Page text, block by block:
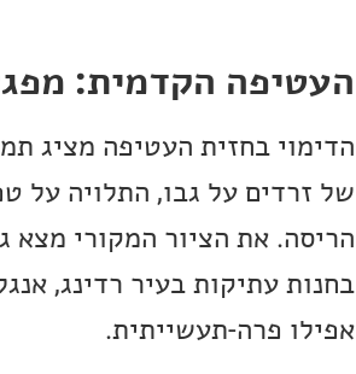
העטיפה הקדמית:
הדימוי בחזית העטיפה מציג
של זרדים על גבו, התלויה על
הריסה. את הציור המקורי מצא
בחנות עתיקות בעיר רדינג,
אפילו פרה-תעשייתית.